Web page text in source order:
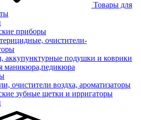
Товары для
приборы
очистители-
аккупунктурные подушки и коврики
маникюра,педикюра
очистители воздха, ароматизаторы
зубные щетки и ирригаторы